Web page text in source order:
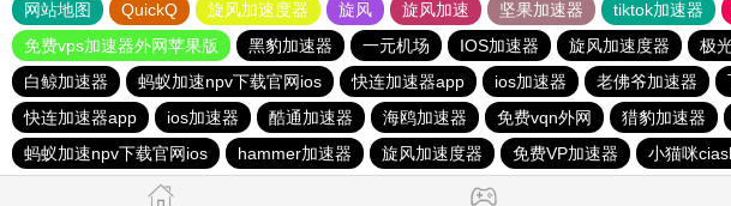
网站地图 QuickQ 旋风加速度器 旋风 旋风加速 坚果加速器 tiktok加速器
免费vps加速器外网苹果版
黑豹加速器 一元机场 IOS加速器 旋风加速度器 极
白鲸加速器
蚂蚁加速npv下载官网ios 快连加速器app ios加速器 老佛爷加速器
快连加速器app
ios加速器 酷通加速器 海鸥加速器 免费vqn外网 猎豹加速器
蚂蚁加速npv下载官网ios
hammer加速器 旋风加速度器 免费VP加速器 小猫咪